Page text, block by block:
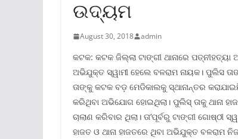
ଉଦ୍ୟମ
August 30, 2018 admin
କଟକ: କଟକ ଜିଲ୍ଲା ଟାଙ୍ଗୀ ଥାନାରେ
ଅଭିଯୁକ୍ତ ସ୍ୱାମୀ ହେଲେ ବଳରାମ ନାୟକ। ପୁଲିସ
ତାଙ୍କୁ କଟକ ବଡ଼ ମେଡିକାଲକୁ ସ୍ଥାନାନ୍ତର
କରିଥିବା ଅଭିଯୋଗ ହୋଇଥିଲା। ପୁଲିସ୍ ତାକୁ ଥାନା
ଚାଲାଣ କରିବାର ଥିଲା। ତା’ପୂର୍ବରୁ ଟାଙ୍ଗୀ
ହାଜତ ଓ ଥାନା ହାଜତରେ ଥିବା ଅଭିଯୁକ୍ତ ବଳରାମ